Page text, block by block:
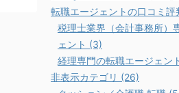
転職エージェントの口コミ評
税理士業界（会計事務所）
ェント (3)
経理専門の転職エージェン
非表示カテゴリ (26)